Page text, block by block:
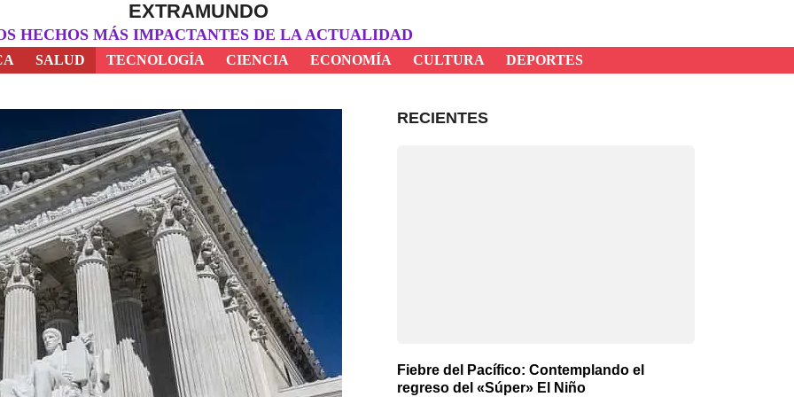
EXTRAMUNDO
HECHOS MÁS IMPACTANTES DE LA ACTUALIDAD
SALUD TECNOLOGÍA CIENCIA ECONOMÍA CULTURA DEPORTES
RECIENTES
Fiebre del Pacífico: Contemplando el
regreso del «Súper» El Niño